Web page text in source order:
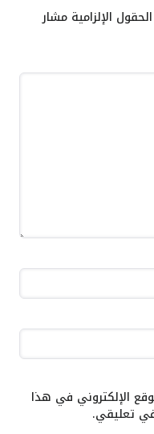
الحقول الإلزامية مشار
الإلكتروني في هذا
في تعليقي.